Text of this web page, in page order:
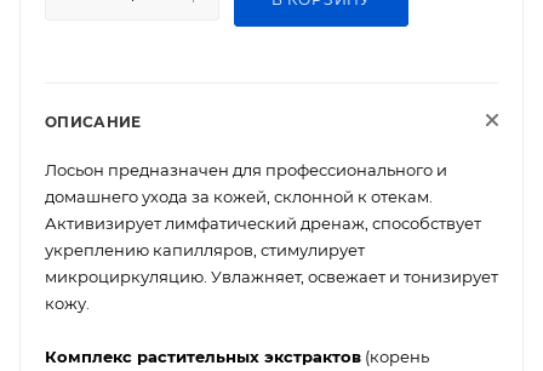
ОПИСАНИЕ
Лосьон предназначен для профессионального и
домашнего ухода за кожей, склонной к отекам.
Активизирует лимфатический дренаж, способствует
укреплению капилляров, стимулирует
микроциркуляцию. Увлажняет, освежает и тонизирует
кожу.
Комплекс растительных экстрактов (корень